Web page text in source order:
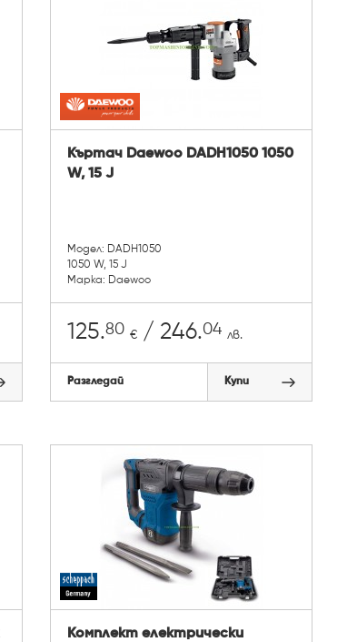
Къртач Daewoo DADH1050 1050
W, 15 J
Модел: DADH1050
1050 W, 15 J
Марка: Daewoo
125.80 € / 246.04 лв.
Разгледай Купи
Комплект електрически